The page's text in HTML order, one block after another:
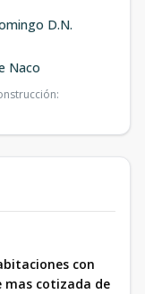
D.N.
Naco
:
con
cotizada de